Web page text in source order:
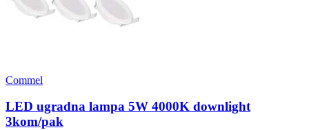
Commel
LED ugradna lampa 5W 4000K downlight
3kom/pak